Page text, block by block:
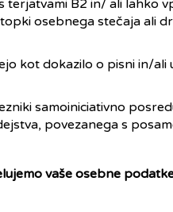
terjatvami B2 in/ ali lahko
osebnega stečaja ali
kot dokazilo o pisni in/ali
samoiniciativno
povezanega s
vaše osebne